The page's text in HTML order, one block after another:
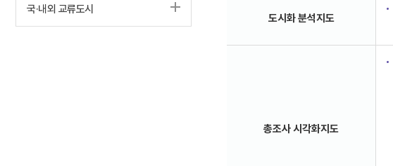
국·내외 교류도시
도시화 분석지도
총조사 시각화지도